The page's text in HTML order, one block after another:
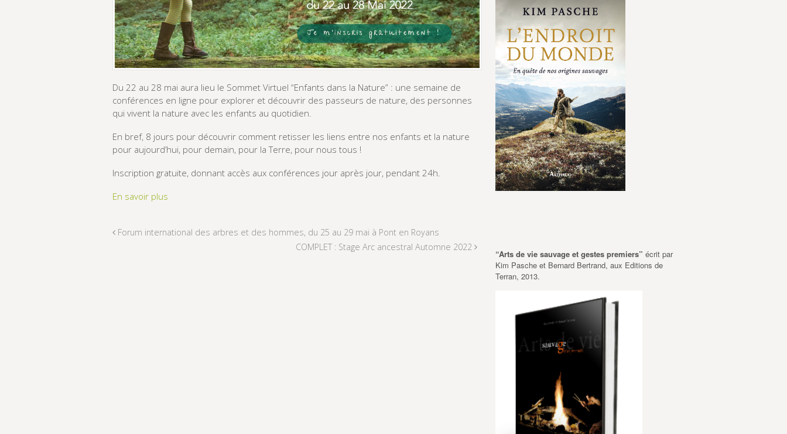
Du 22 au 28 mai aura lieu le Sommet Virtuel “Enfants dans la Nature” : une semaine de
conférences en ligne pour explorer et découvrir des passeurs de nature, des personnes
qui vivent la nature avec les enfants au quotidien.
En bref, 8 jours pour découvrir comment retisser les liens entre nos enfants et la nature
pour aujourd’hui, pour demain, pour la Terre, pour nous tous !
Inscription gratuite, donnant accès aux conférences jour après jour, pendant 24h.
En savoir plus
Forum international des arbres et des hommes, du 25 au 29 mai à Pont en Royans
COMPLET : Stage Arc ancestral Automne 2022
“Arts de vie sauvage et gestes premiers” écrit par
Kim Pasche et Bernard Bertrand, aux Editions de
Terran, 2013.